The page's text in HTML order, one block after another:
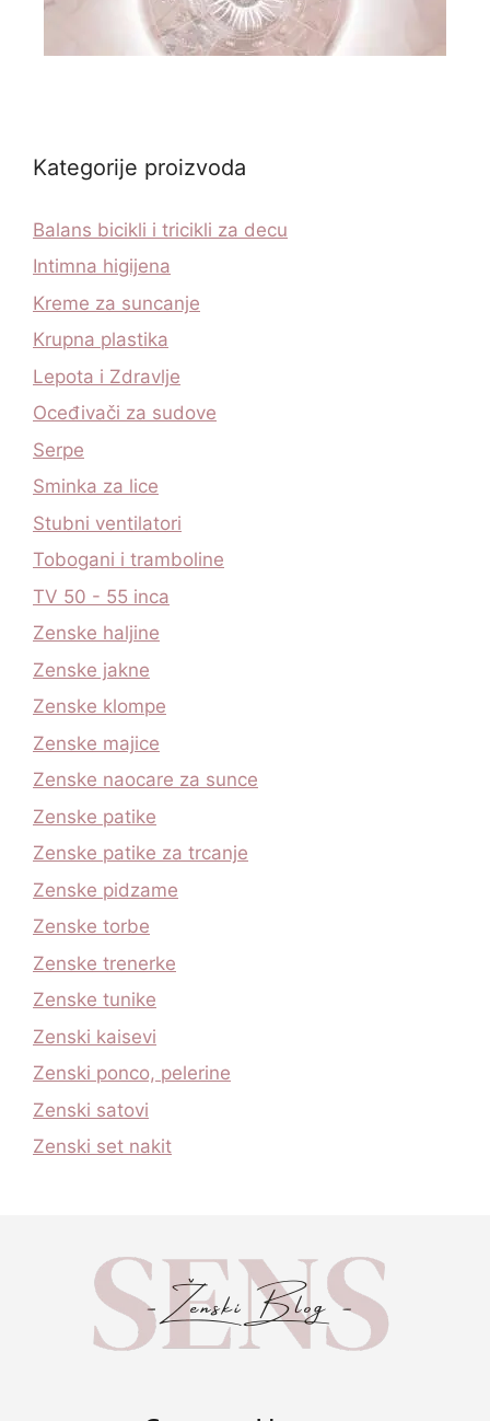
Kategorije proizvoda
Balans bicikli i tricikli za decu
Intimna higijena
Kreme za suncanje
Krupna plastika
Lepota i Zdravlje
Oceđivači za sudove
Serpe
Sminka za lice
Stubni ventilatori
Tobogani i tramboline
TV 50 - 55 inca
Zenske haljine
Zenske jakne
Zenske klompe
Zenske majice
Zenske naocare za sunce
Zenske patike
Zenske patike za trcanje
Zenske pidzame
Zenske torbe
Zenske trenerke
Zenske tunike
Zenski kaisevi
Zenski ponco, pelerine
Zenski satovi
Zenski set nakit